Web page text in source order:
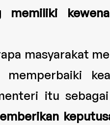
memiliki
masyarakat
itu